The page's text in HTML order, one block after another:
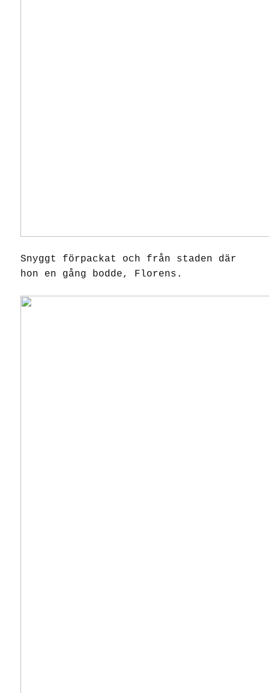
Snyggt förpackat och från staden där
hon en gång bodde, Florens.